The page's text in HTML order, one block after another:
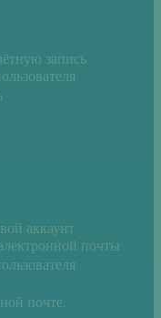
запись
аккаунт
почты
почте.